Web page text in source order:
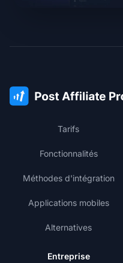
Tarifs
Fonctionnalités
Méthodes d'intégration
Applications mobiles
Alternatives
Entreprise